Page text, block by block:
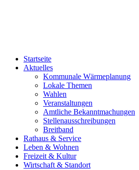
Startseite
Aktuelles
Kommunale Wärmeplanung
Lokale Themen
Wahlen
Veranstaltungen
Amtliche Bekanntmachungen
Stellenausschreibungen
Breitband
Rathaus & Service
Leben & Wohnen
Freizeit & Kultur
Wirtschaft & Standort